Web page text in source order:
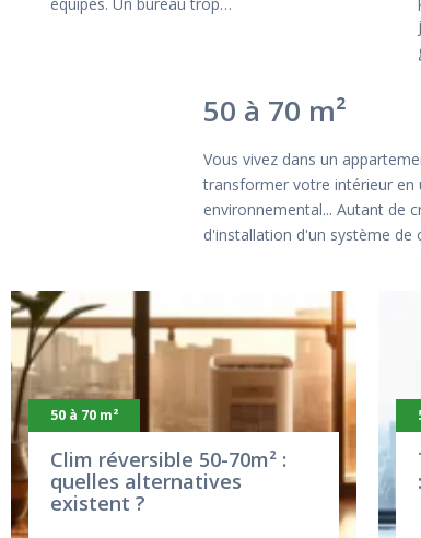
50 à 70 m²
Vous vivez dans un
transformer votre intérieur en
environnemental... Autant de
d'installation d'un système
50 à 70 m²
Clim réversible 50-70m² :
quelles alternatives
existent ?